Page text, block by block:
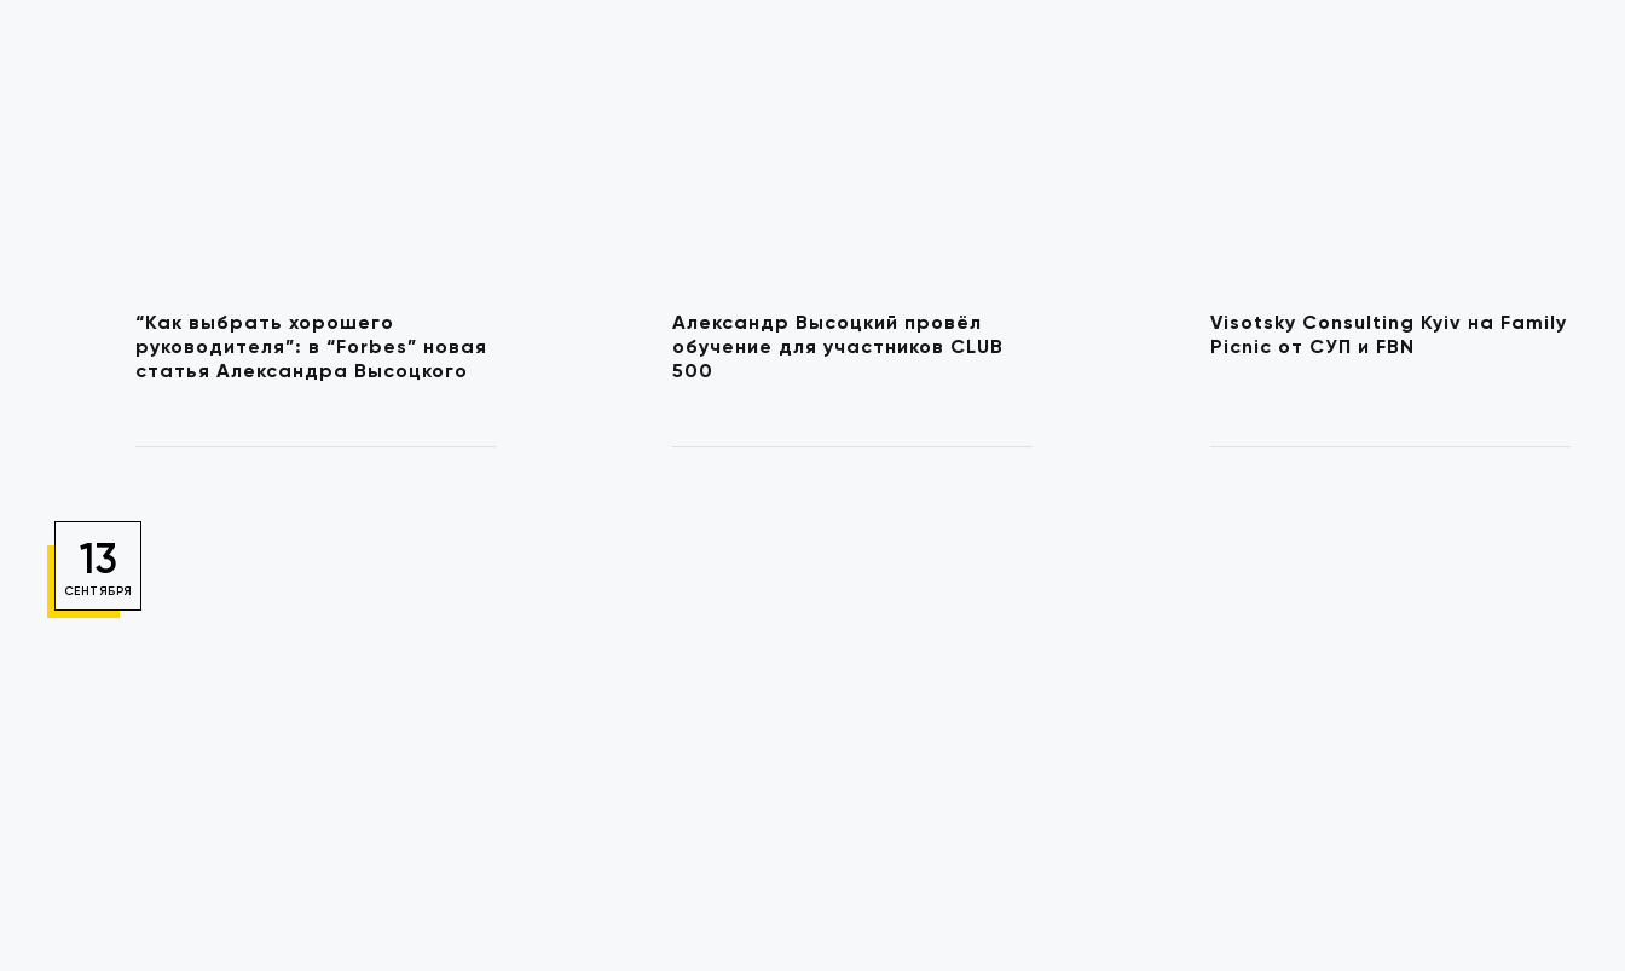
“Как выбрать хорошего
руководителя”: в “Forbes” новая
статья Александра Высоцкого
Александр Высоцкий провёл
обучение для участников CLUB
500
Visotsky Consulting Kyiv на Family
Picnic от СУП и FBN
13
СЕНТЯБРЯ